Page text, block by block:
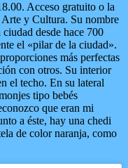
Acceso gratuito o la
y Cultura. Su nombre
desde hace 700
el «pilar de la ciudad».
más perfectas
con otros. Su interior
el techo. En su lateral
tipo bebés
que eran mi
a éste, hay una chedi
de color naranja, como